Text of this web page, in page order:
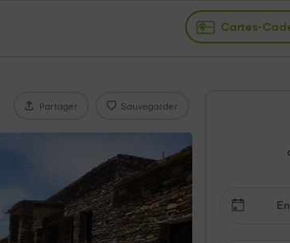
Cartes-
Partager Sauvegarder